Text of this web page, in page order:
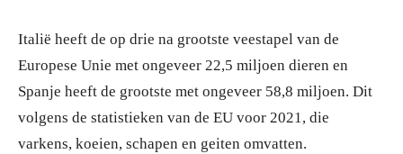
Italië heeft de op drie na grootste veestapel van de
Europese Unie met ongeveer 22,5 miljoen dieren en
Spanje heeft de grootste met ongeveer 58,8 miljoen. Dit
volgens de statistieken van de EU voor 2021, die
varkens, koeien, schapen en geiten omvatten.